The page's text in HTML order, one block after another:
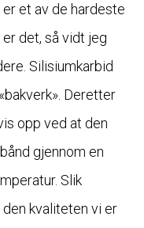
et av de hardeste
det, så vidt jeg
Silisiumkarbid
Deretter
opp ved at den
gjennom en
Slik
kvaliteten vi er